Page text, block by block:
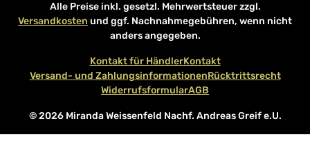
Alle Preise inkl. gesetzl. Mehrwertsteuer zzgl.
Versandkosten und ggf. Nachnahmegebühren, wenn nicht
anders angegeben.
© 2026 Miranda Weissenfeld Nachf. Andreas Greif e.U.
Kontakt für HändlerKontakt
Versand- und ZahlungsinformationenRücktrittsrecht
WiderrufsformularAGB